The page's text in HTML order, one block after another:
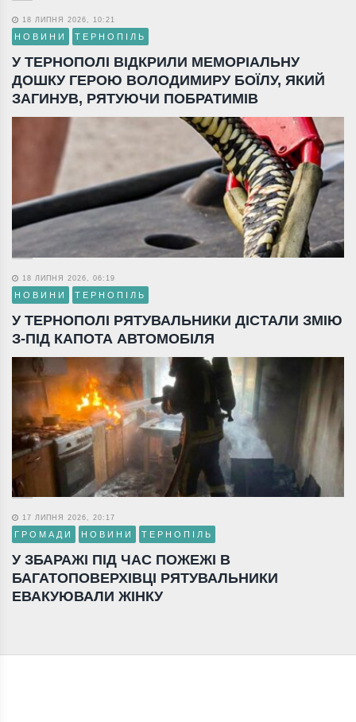
18 ЛИПНЯ 2026, 10:21
НОВИНИ ТЕРНОПІЛЬ
У ТЕРНОПОЛІ ВІДКРИЛИ МЕМОРІАЛЬНУ
ДОШКУ ГЕРОЮ ВОЛОДИМИРУ БОЇЛУ, ЯКИЙ
ЗАГИНУВ, РЯТУЮЧИ ПОБРАТИМІВ
18 ЛИПНЯ 2026, 06:19
НОВИНИ ТЕРНОПІЛЬ
У ТЕРНОПОЛІ РЯТУВАЛЬНИКИ ДІСТАЛИ ЗМІЮ
З-ПІД КАПОТА АВТОМОБІЛЯ
17 ЛИПНЯ 2026, 20:17
ГРОМАДИ НОВИНИ ТЕРНОПІЛЬ
У ЗБАРАЖІ ПІД ЧАС ПОЖЕЖІ В
БАГАТОПОВЕРХІВЦІ РЯТУВАЛЬНИКИ
ЕВАКУЮВАЛИ ЖІНКУ